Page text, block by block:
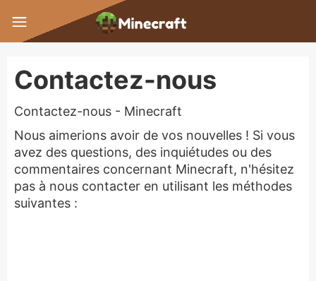
Contactez-nous
Contactez-nous - Minecraft
Nous aimerions avoir de vos nouvelles ! Si vous
avez des questions, des inquiétudes ou des
commentaires concernant Minecraft, n'hésitez
pas à nous contacter en utilisant les méthodes
suivantes :